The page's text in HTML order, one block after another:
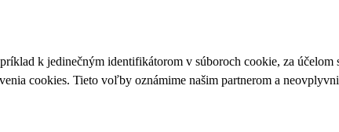
k jedinečným identifikátorom v súboroch cookie, za
cookies. Tieto voľby oznámime našim partnerom a